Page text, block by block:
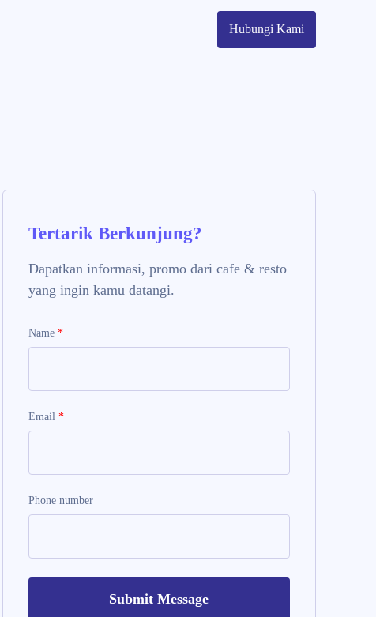
Cart Belanjaan Kontak
Hubungi Kami
Tertarik Berkunjung?
Dapatkan informasi, promo dari cafe & resto
yang ingin kamu datangi.
Name*
Email*
Phone number
Submit Message